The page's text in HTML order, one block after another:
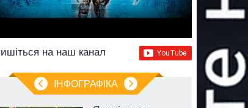
на наш канал
ІНФОГРАФІКА